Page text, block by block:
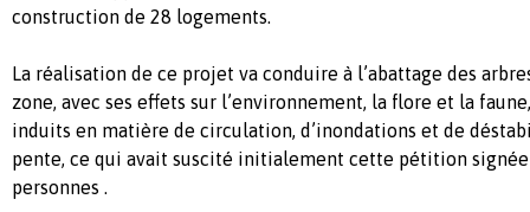
construction de 28 logements.
La réalisation de ce projet va conduire à l’abattage des
zone, avec ses effets sur l’environnement, la flore et la
induits en matière de circulation, d’inondations et de
pente, ce qui avait suscité initialement cette pétition signée
personnes .